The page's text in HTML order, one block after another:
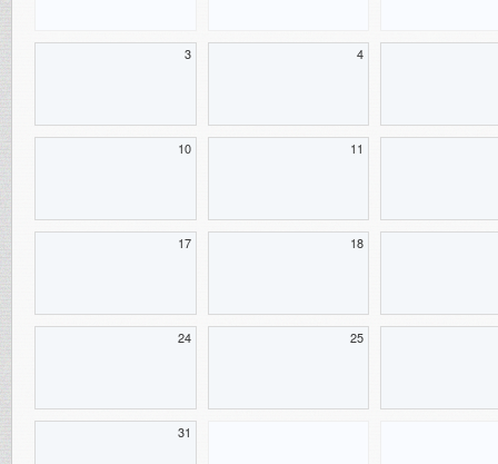
3 4
10 11
17 18
24 25
31